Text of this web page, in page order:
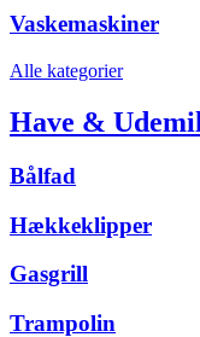
Vaskemaskiner
Alle kategorier
Have &
Bålfad
Hækkeklipper
Gasgrill
Trampolin